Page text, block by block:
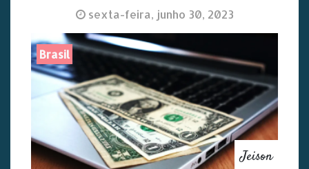
sexta-feira, junho 30, 2023
Brasil
Jeison